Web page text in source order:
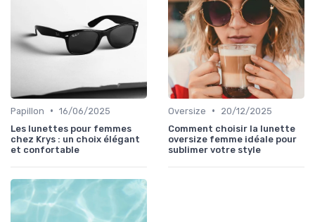
Papillon • 16/06/2025
Les lunettes pour femmes
chez Krys : un choix élégant
et confortable
Oversize •
20/12/2025
Comment choisir la lunette
oversize femme idéale pour
sublimer votre style